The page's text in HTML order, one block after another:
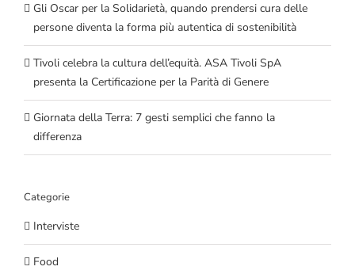
Gli Oscar per la Solidarietà, quando prendersi cura delle
persone diventa la forma più autentica di sostenibilità
Tivoli celebra la cultura dell’equità. ASA Tivoli SpA
presenta la Certificazione per la Parità di Genere
Giornata della Terra: 7 gesti semplici che fanno la
differenza
Categorie
Interviste
Food